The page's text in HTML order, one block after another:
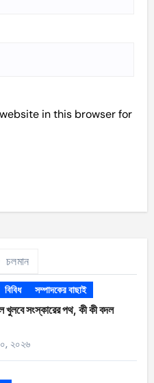
in this browser for
চলমান
বিবিধ সম্পাদকের বাছাই
খুলবে সংস্কারের পথ, কী কী বদল
২০২৬